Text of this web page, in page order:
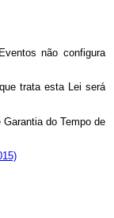
não configura
trata esta Lei será
do Tempo de